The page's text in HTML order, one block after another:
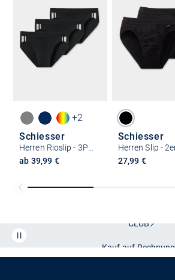
+2
Schiesser
ab 39,99 €
Schiesser
27,99 €
CLUB
Kauf auf Rechnung